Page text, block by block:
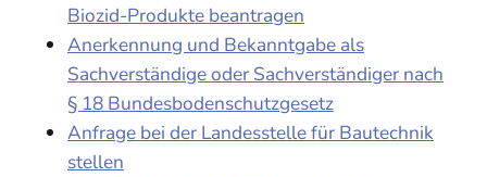
Biozid-Produkte beantragen
Anerkennung und Bekanntgabe als
Sachverständige oder Sachverständiger nach
§ 18 Bundesbodenschutzgesetz
Anfrage bei der Landesstelle für Bautechnik
stellen